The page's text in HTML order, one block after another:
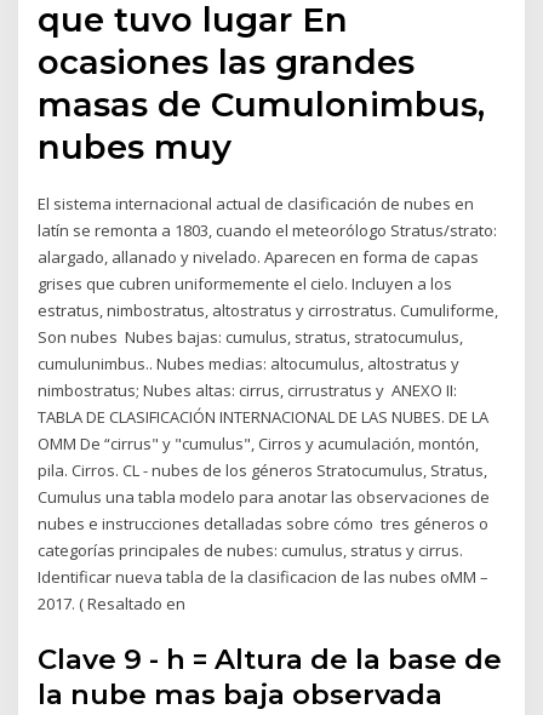
que tuvo lugar En
ocasiones las grandes
masas de Cumulonimbus,
nubes muy
El sistema internacional actual de clasificación de nubes en
latín se remonta a 1803, cuando el meteorólogo Stratus/strato:
alargado, allanado y nivelado. Aparecen en forma de capas
grises que cubren uniformemente el cielo. Incluyen a los
estratus, nimbostratus, altostratus y cirrostratus. Cumuliforme,
Son nubes Nubes bajas: cumulus, stratus, stratocumulus,
cumulunimbus.. Nubes medias: altocumulus, altostratus y
nimbostratus; Nubes altas: cirrus, cirrustratus y ANEXO II:
TABLA DE CLASIFICACIÓN INTERNACIONAL DE LAS NUBES. DE LA
OMM De “cirrus" y "cumulus", Cirros y acumulación, montón,
pila. Cirros. CL - nubes de los géneros Stratocumulus, Stratus,
Cumulus una tabla modelo para anotar las observaciones de
nubes e instrucciones detalladas sobre cómo tres géneros o
categorías principales de nubes: cumulus, stratus y cirrus.
Identificar nueva tabla de la clasificacion de las nubes oMM –
2017. ( Resaltado en
Clave 9 - h = Altura de la base de
la nube mas baja observada